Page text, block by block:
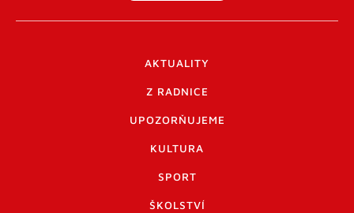
AKTUALITY
Z RADNICE
UPOZORŇUJEME
KULTURA
SPORT
ŠKOLSTVÍ